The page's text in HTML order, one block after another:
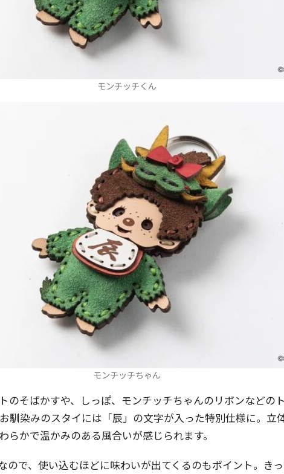
モンチッチくん
モンチッチちゃん
のそばかすや、しっぽ、モンチッチちゃんのリボンなどの
馴染みのスタイには「辰」の文字が入った特別仕様に。立
らかで温かみのある風合いが感じられます。
ので、使い込むほどに味わいが出てくるのもポイント。き